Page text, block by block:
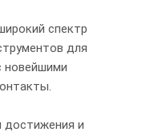
спектр
для
новейшими
достижения и